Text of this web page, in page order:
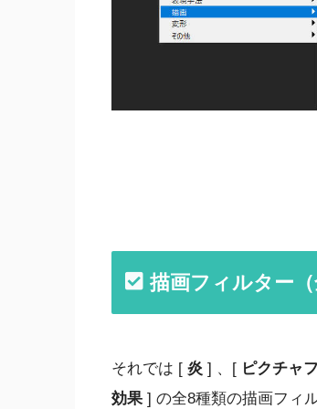
描画フィルター
それでは [ 炎 ] 、[ ピクチャ
効果 ] の全8種類の描画フィ